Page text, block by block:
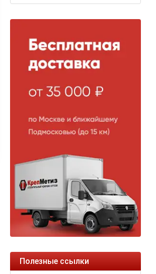
Полезные ссылки